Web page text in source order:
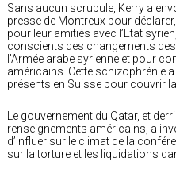
Sans aucun scrupule, Kerry a
presse de Montreux pour
pour leur amitiés avec l’Etat
conscients des changements
l’Armée arabe syrienne et pour
américains. Cette schizophrénie
présents en Suisse pour couvrir
Le gouvernement du Qatar, et
renseignements américains, a
d’influer sur le climat de la
sur la torture et les liquidations